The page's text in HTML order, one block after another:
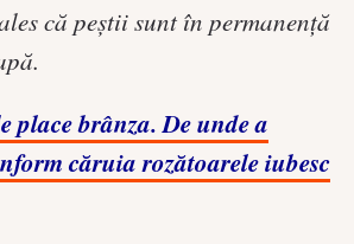
că peștii sunt în permanență
place brânza. De unde a
căruia rozătoarele iubesc